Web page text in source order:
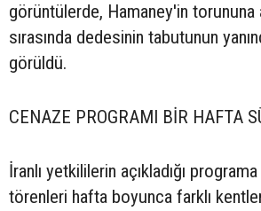
görüntülerde, Hamaney'in
sırasında dedesinin tabutunun
görüldü.
CENAZE PROGRAMI BİR HAFTA
İranlı yetkililerin açıkladığı
törenleri hafta boyunca farklı